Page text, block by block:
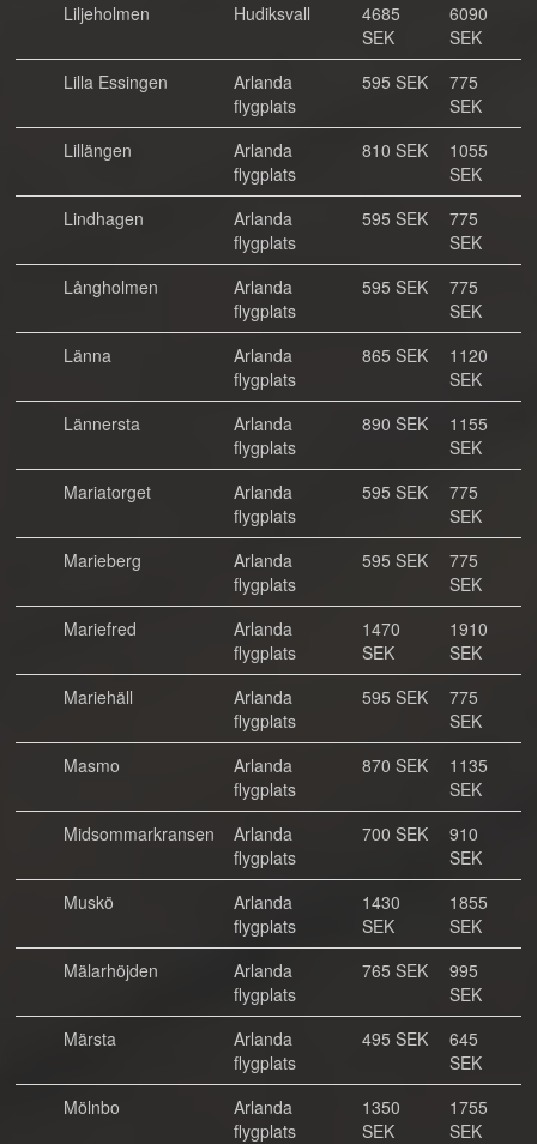
Liljeholmen
Hudiksvall
4685
SEK
6090
SEK
Lilla Essingen
Arlanda
flygplats
595 SEK
775
SEK
Lillängen
Arlanda
flygplats
810 SEK
1055
SEK
Lindhagen
Arlanda
flygplats
595 SEK
775
SEK
Långholmen
Arlanda
flygplats
595 SEK
775
SEK
Länna
Arlanda
flygplats
865 SEK
1120
SEK
Lännersta
Arlanda
flygplats
890 SEK
1155
SEK
Mariatorget
Arlanda
flygplats
595 SEK
775
SEK
Marieberg
Arlanda
flygplats
595 SEK
775
SEK
Mariefred
Arlanda
flygplats
1470
SEK
1910
SEK
Mariehäll
Arlanda
flygplats
595 SEK
775
SEK
Masmo
Arlanda
flygplats
870 SEK
1135
SEK
Midsommarkransen
Arlanda
flygplats
700 SEK
910
SEK
Muskö
Arlanda
flygplats
1430
SEK
1855
SEK
Mälarhöjden
Arlanda
flygplats
765 SEK
995
SEK
Märsta
Arlanda
flygplats
495 SEK
645
SEK
Mölnbo
Arlanda
flygplats
1350
SEK
1755
SEK